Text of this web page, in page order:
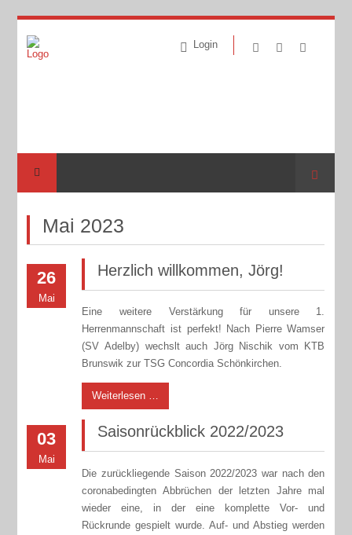
Login
Suche
Mai 2023
26
Mai
Herzlich willkommen, Jörg!
Eine weitere Verstärkung für unsere 1.
Herrenmannschaft ist perfekt! Nach Pierre Wamser
(SV Adelby) wechslt auch Jörg Nischik vom KTB
Brunswik zur TSG Concordia Schönkirchen.
Weiterlesen …
03
Mai
Saisonrückblick 2022/2023
Die zurückliegende Saison 2022/2023 war nach den
coronabedingten Abbrüchen der letzten Jahre mal
wieder eine, in der eine komplette Vor- und
Rückrunde gespielt wurde. Auf- und Abstieg werden